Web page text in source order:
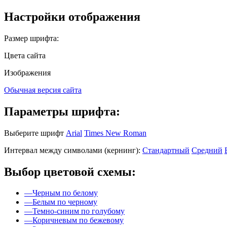
Настройки отображения
Размер шрифта:
Цвета сайта
Изображения
Обычная версия сайта
Параметры шрифта:
Выберите шрифт Arial Times New Roman
Интервал между символами (кернинг): Стандартный Средний
Выбор цветовой схемы:
—Черным по белому
—Белым по черному
—Темно-синим по голубому
—Коричневым по бежевому